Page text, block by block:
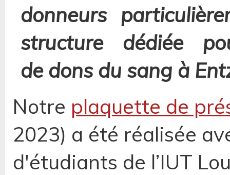
donneurs
structure dédiée
de dons du sang à
Notre plaquette de
2023) a été réalisée
d'étudiants de l’IUT